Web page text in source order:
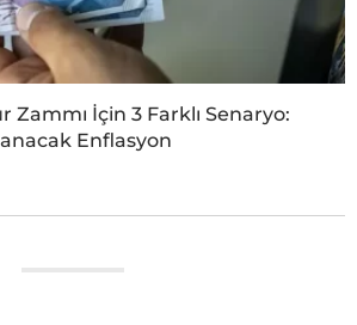
Zammı İçin 3 Farklı Senaryo:
Enflasyon